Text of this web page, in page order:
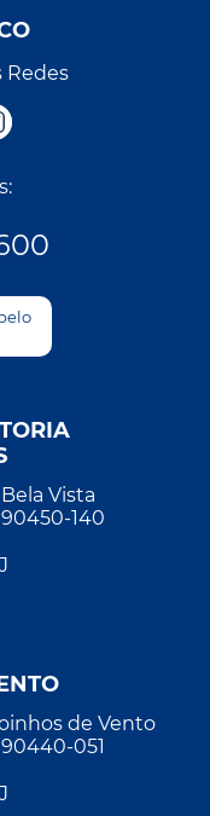
Redes
Vista
140
de Vento
051